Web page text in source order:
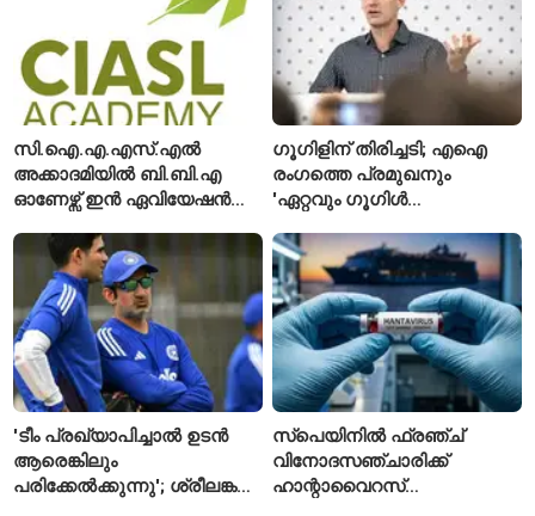
ഹൈക്കോടതിയുടെ വിലക്ക്
സി.ഐ.എ.എസ്.എൽ
അക്കാദമിയിൽ ബി.ബി.എ
ഓണേഴ്സ് ഇൻ ഏവിയേഷൻ
ഈമാസം 12 വരെ
ഗൂഗിളിന് തിരിച്ചടി; എഐ
രംഗത്തെ പ്രമുഖനും
'ഏറ്റവും ഗൂഗിൾ
വിശേഷിപ്പിക്കപ്പെട്ട
ഗവേഷകൻ രാജിവെച്ചു
'ടീം പ്രഖ്യാപിച്ചാൽ ഉടൻ
ആരെങ്കിലും
പരിക്കേൽക്കുന്നു'; ശ്രീലങ്കൻ
സ്പെയിനിൽ ഫ്രഞ്ച്
വിനോദസഞ്ചാരിക്ക്
ഹാന്റാവൈറസ്